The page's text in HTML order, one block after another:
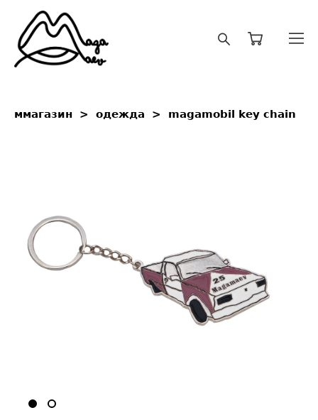
ммагазин > одежда > magamobil key chain